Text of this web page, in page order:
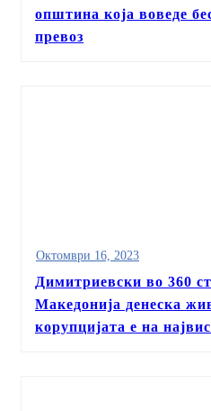
општина која воведе
превоз
Октомври 16, 2023
Димитриевски во 360
Македонија денеска
корупцијата е на